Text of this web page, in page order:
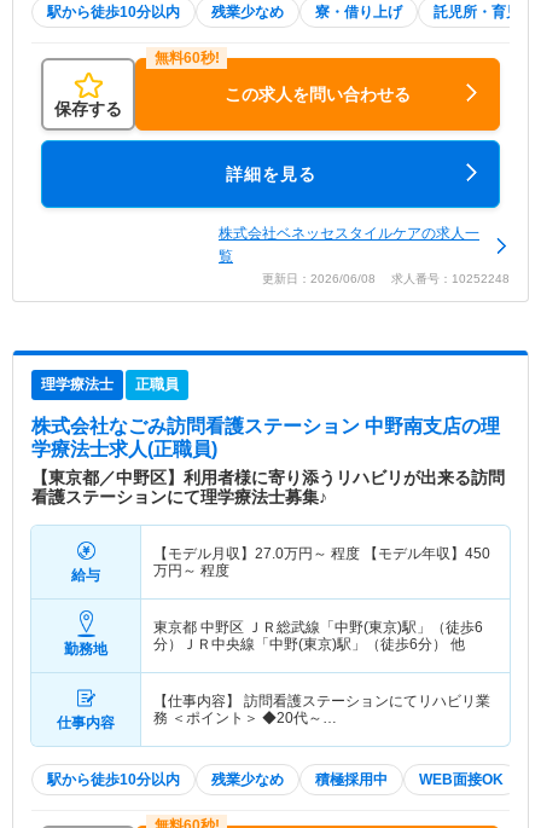
駅から徒歩10分以内 残業少なめ 寮・借り上げ 託児所・育児補
保存する
この求人を問い合わせる
詳細を見る
株式会社ベネッセスタイルケアの求人一
覧
更新日：2026/06/08 求人番号：10252248
理学療法士 正職員
株式会社なごみ訪問看護ステーション 中野南支店の理
学療法士求人(正職員)
【東京都／中野区】利用者様に寄り添うリハビリが出来る訪問
看護ステーションにて理学療法士募集♪
給与
【モデル月収】 27.0万円～ 程度 【モデル年収】 450
万円～ 程度
勤務地
東京都 中野区 ＪＲ総武線「中野(東京)駅」（徒歩6
分）ＪＲ中央線「中野(東京)駅」（徒歩6分） 他
仕事内容
【仕事内容】 訪問看護ステーションにてリハビリ業
務 ＜ポイント＞ ◆20代～…
駅から徒歩10分以内 残業少なめ 積極採用中 WEB面接OK